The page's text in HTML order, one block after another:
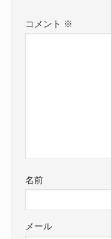
コメント ※
名前
メール